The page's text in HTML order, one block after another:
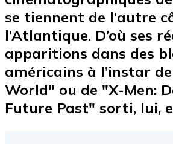
se tiennent de l’autre
l’Atlantique. D’où ses
apparitions dans des
américains à l’instar
World" ou de "X-Men:
Future Past" sorti, lui,